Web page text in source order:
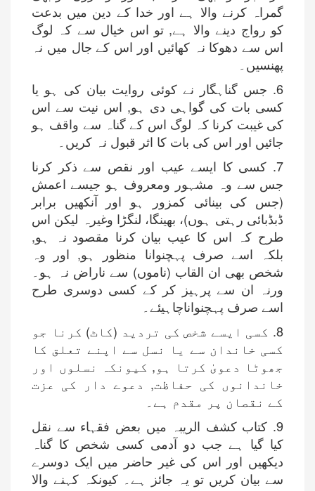
گمراہ کرنے والا ہے اور خدا کے دین میں بدعت
کو رواج دینے والا ہے, تو اس خیال سے کہ لوگ
اس سے دھوکا نہ کھائیں اور اس کے جال میں نہ
پھنسیں۔
6. جس گناہگار نے کوئی روایت بیان کی ہو یا
کسی بات کی گواہی دی ہو, اس نیت سے اس
کی غیبت کرنا کہ لوگ اس کے گناہ سے واقف ہو
جائیں اور اس کی بات کا اثر قبول نہ کریں۔
7. کسی کا ایسے عیب اور نقص سے ذکر کرنا
جس سے وہ مشہور ومعروف ہو جیسے اعمش
(جس کی بینائی کمزور ہو اور آنکھیں برابر
ڈبڈبائی رہتی ہوں)، بھینگا، لنگڑا وغیرہ لیکن اس
طرح کہ اس کا عیب بیان کرنا مقصود نہ ہو,
بلکہ اسے صرف پہچنوانا منظور ہو, اور وہ
شخص بھی ان القاب (ناموں) سے ناراض نہ ہو۔
ورنہ ان سے پرہیز کر کے کسی دوسری طرح
اسے صرف پہچنواناچاہیئے۔
8. کسی ایسے شخص کی تردید (کاٹ) کرنا جو
کسی خاندان سے یا نسل سے اپنے تعلق کا
جھوٹا دعویٰ کرتا ہو, کیونکہ نسلوں اور
خاندانوں کی حفاظت, دعوے دار کی عزت
کے نقصان پر مقدم ہے۔
9. کتاب کشف الریبہ میں بعض فقہاء سے نقل
کیا گیا ہے جب دو آدمی کسی شخص کا گناہ
دیکھیں اور اس کی غیر حاضر میں ایک دوسرے
سے بیان کریں تو یہ جائز ہے۔ کیونکہ کہنے والا